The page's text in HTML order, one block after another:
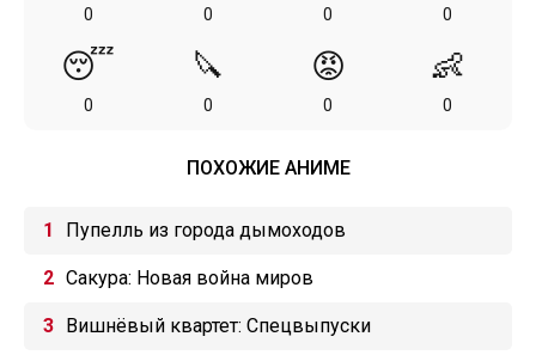
0 0 0 0
😴
0
🔪
0
😡
0
👶
0
ПОХОЖИЕ АНИМЕ
Пупелль из города дымоходов
Сакура: Новая война миров
Вишнёвый квартет: Спецвыпуски